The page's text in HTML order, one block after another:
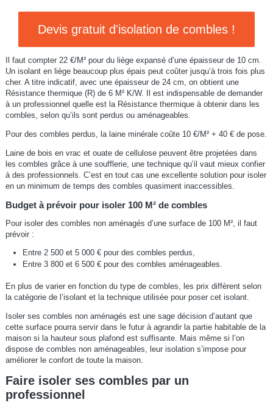
Devis gratuit d'isolation de combles !
Il faut compter 22 €/M² pour du liège expansé d’une épaisseur de 10 cm.
Un isolant en liège beaucoup plus épais peut coûter jusqu’à trois fois plus
cher. A titre indicatif, avec une épaisseur de 24 cm, on obtient une
Résistance thermique (R) de 6 M² K/W. Il est indispensable de demander
à un professionnel quelle est la Résistance thermique à obtenir dans les
combles, selon qu’ils sont perdus ou aménageables.
Pour des combles perdus, la laine minérale coûte 10 €/M² + 40 € de pose.
Laine de bois en vrac et ouate de cellulose peuvent être projetées dans
les combles grâce à une soufflerie, une technique qu’il vaut mieux confier
à des professionnels. C’est en tout cas une excellente solution pour isoler
en un minimum de temps des combles quasiment inaccessibles.
Budget à prévoir pour isoler 100 M² de combles
Pour isoler des combles non aménagés d’une surface de 100 M², il faut
prévoir :
Entre 2 500 et 5 000 € pour des combles perdus,
Entre 3 800 et 6 500 € pour des combles aménageables.
En plus de varier en fonction du type de combles, les prix diffèrent selon
la catégorie de l’isolant et la technique utilisée pour poser cet isolant.
Isoler ses combles non aménagés est une sage décision d’autant que
cette surface pourra servir dans le futur à agrandir la partie habitable de la
maison si la hauteur sous plafond est suffisante. Mais même si l’on
dispose de combles non aménageables, leur isolation s’impose pour
améliorer le confort de toute la maison.
Faire isoler ses combles par un
professionnel